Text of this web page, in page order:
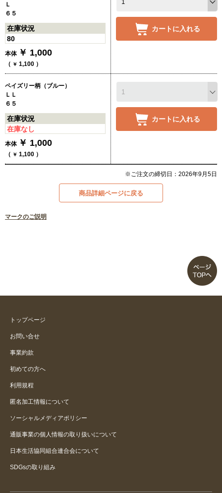
Ｌ
６５
在庫状況
80
本体 ￥ 1,000
（ ￥ 1,100 ）
カートに入れる
ペイズリー柄（ブルー）
ＬＬ
６５
在庫状況
在庫なし
本体 ￥ 1,000
（ ￥ 1,100 ）
カートに入れる
※ご注文の締切日：2026年9月5日
商品詳細ページに戻る
マークのご説明
トップページ
お問い合せ
事業約款
初めての方へ
利用規程
匿名加工情報について
ソーシャルメディアポリシー
通販事業の個人情報の取り扱いについて
日本生活協同組合連合会について
SDGsの取り組み